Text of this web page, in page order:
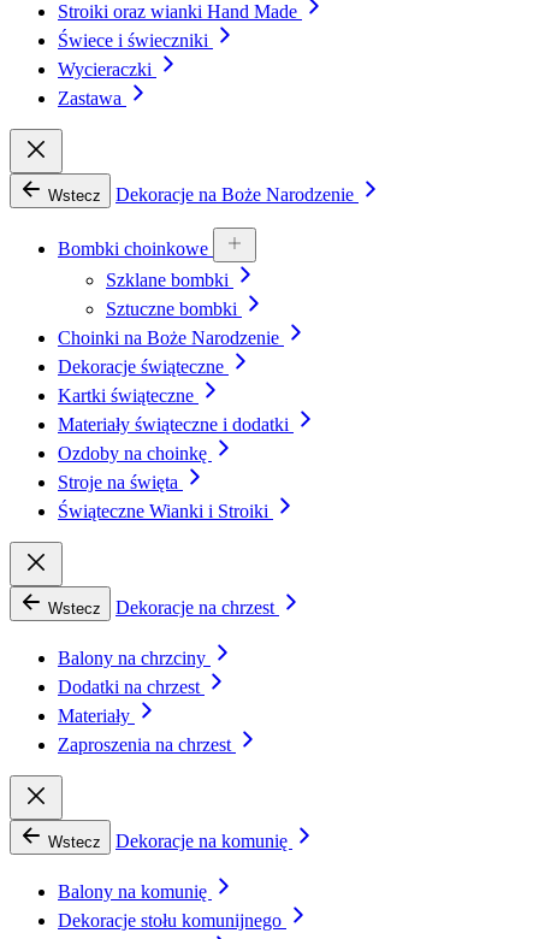
Stroiki oraz wianki Hand Made
Świece i świeczniki
Wycieraczki
Zastawa
Wstecz Dekoracje na Boże Narodzenie
Bombki choinkowe
Szklane bombki
Sztuczne bombki
Choinki na Boże Narodzenie
Dekoracje świąteczne
Kartki świąteczne
Materiały świąteczne i dodatki
Ozdoby na choinkę
Stroje na święta
Świąteczne Wianki i Stroiki
Wstecz Dekoracje na chrzest
Balony na chrzciny
Dodatki na chrzest
Materiały
Zaproszenia na chrzest
Wstecz Dekoracje na komunię
Balony na komunię
Dekoracje stołu komunijnego